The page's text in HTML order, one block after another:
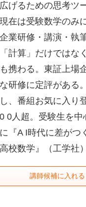
広げるための思考ツ
現在は受験数学のみ
企業研修・講演・執
「計算」だけでは
も携わる。東証上場
な研修に定評がある
し、番組お気に入り
0 0人超。受験生を
に『A I時代に差がつ
高校数学』（工学社
講師候補に入れる